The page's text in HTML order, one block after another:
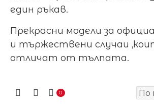
един ръкав.
Прекрасни модели за
и тържествени случаи
отличат от тълпата.
0